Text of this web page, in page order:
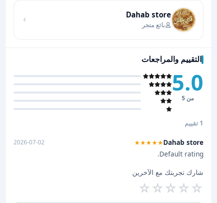
Dahab store
بائع متجر
التقييم والمراجعات
5.0
من 5
1 تقييم
Dahab store
★★★★★
2026-07-02
Default rating.
شارك تجربتك مع الآخرين
☆
☆
☆
☆
☆